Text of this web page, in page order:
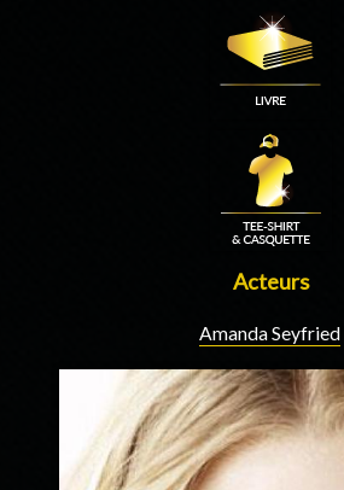
Acteurs
Amanda Seyfried